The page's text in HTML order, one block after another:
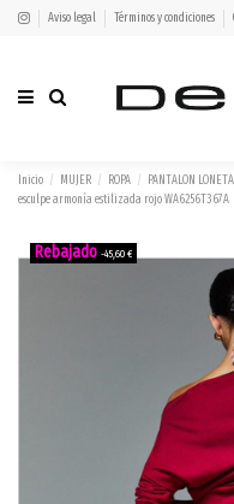
Aviso legal Términos y condiciones
Inicio MUJER ROPA PANTALON LONETA
esculpe armonía estilizada rojo WA6256T367A
-45,60 €